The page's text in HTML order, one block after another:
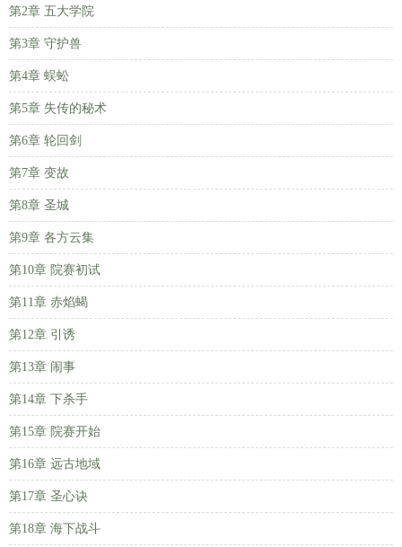
第2章 五大学院
第3章 守护兽
第4章 蜈蚣
第5章 失传的秘术
第6章 轮回剑
第7章 变故
第8章 圣城
第9章 各方云集
第10章 院赛初试
第11章 赤焰蝎
第12章 引诱
第13章 闹事
第14章 下杀手
第15章 院赛开始
第16章 远古地域
第17章 圣心诀
第18章 海下战斗